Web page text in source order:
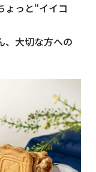
ょっと“イイコ
、大切な方への